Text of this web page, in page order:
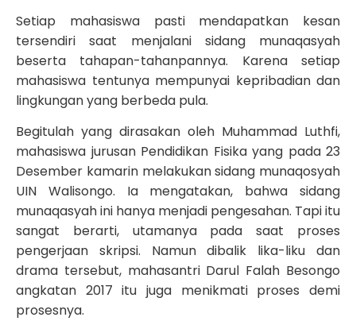
Setiap mahasiswa pasti mendapatkan kesan
tersendiri saat menjalani sidang munaqasyah
beserta tahapan-tahanpannya. Karena setiap
mahasiswa tentunya mempunyai kepribadian dan
lingkungan yang berbeda pula.
Begitulah yang dirasakan oleh Muhammad Luthfi,
mahasiswa jurusan Pendidikan Fisika yang pada 23
Desember kamarin melakukan sidang munaqosyah
UIN Walisongo. Ia mengatakan, bahwa sidang
munaqasyah ini hanya menjadi pengesahan. Tapi itu
sangat berarti, utamanya pada saat proses
pengerjaan skripsi. Namun dibalik lika-liku dan
drama tersebut, mahasantri Darul Falah Besongo
angkatan 2017 itu juga menikmati proses demi
prosesnya.